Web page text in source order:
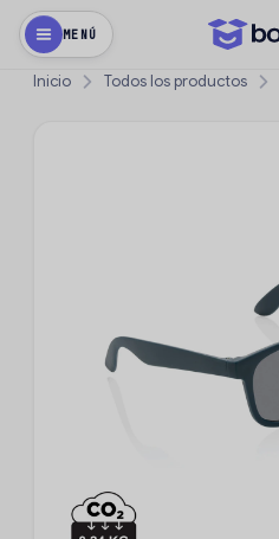
MENÚ
Inicio Todos los productos